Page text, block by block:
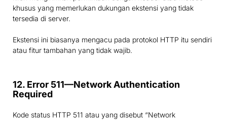
khusus yang memerlukan dukungan ekstensi yang tidak
tersedia di server.
Ekstensi ini biasanya mengacu pada protokol HTTP itu sendiri
atau fitur tambahan yang tidak wajib.
12. Error 511—Network Authentication
Required
Kode status HTTP 511 atau yang disebut “Network